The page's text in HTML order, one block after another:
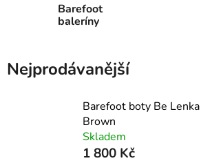
Barefoot
baleríny
Nejprodávanější
Barefoot boty Be
Brown
Skladem
1 800 Kč